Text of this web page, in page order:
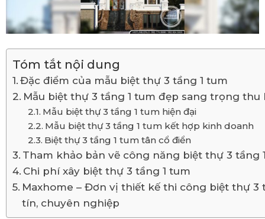
Tóm tắt nội dung
Đặc điểm của mẫu biệt thự 3 tầng 1 tum
Mẫu biệt thự 3 tầng 1 tum đẹp sang trọng
Mẫu biệt thự 3 tầng 1 tum hiện đại
Mẫu biệt thự 3 tầng 1 tum kết hợp kinh doanh
Biệt thự 3 tầng 1 tum tân cổ điển
Tham khảo bản vẽ công năng biệt thự 3 tầng
Chi phí xây biệt thự 3 tầng 1 tum
Maxhome – Đơn vị thiết kế thi công biệt thự 3
tín, chuyên nghiệp